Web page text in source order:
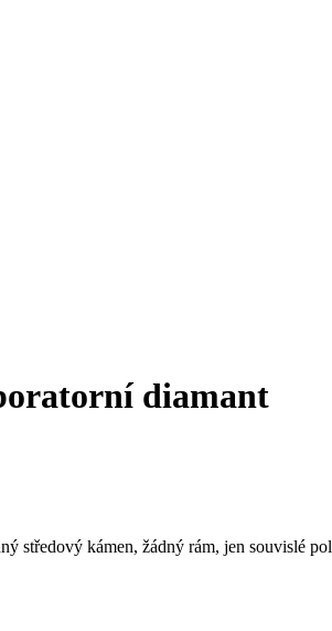
diamant
kámen, žádný rám, jen souvislé